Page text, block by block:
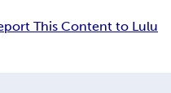
This Content to Lulu